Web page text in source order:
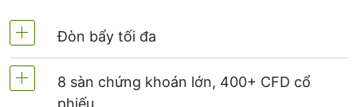
Đòn bẩy tối đa
MetaTrader4 & MetaTrader5 - 1:20 (kí quỹ 5%)
8 sàn chứng khoán lớn, 400+ CFD cổ
phiếu